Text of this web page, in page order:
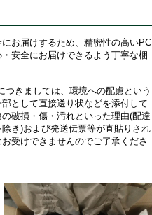
お届けするため、精密性の高いPC
安全にお届けできるよう丁寧な梱
きましては、環境への配慮という
として直接送り状などを添付して
破損・傷・汚れといった理由(配達
き)および発送伝票等が直貼りされ
受けできませんのでご了承くださ